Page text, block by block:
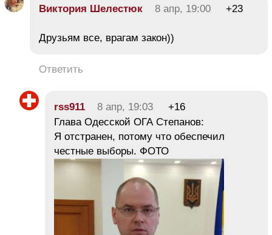
Виктория Шелестюк 8 апр, 19:00 +23
Друзьям все, врагам закон))
Ответить
rss911 8 апр, 19:03
+16
Глава Одесской ОГА Степанов:
Я отстранен, потому что обеспечил
честные выборы. ФОТО